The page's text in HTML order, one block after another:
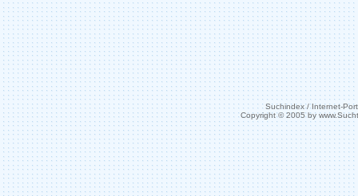
Suchindex / Internet-
Copyright © 2005 by